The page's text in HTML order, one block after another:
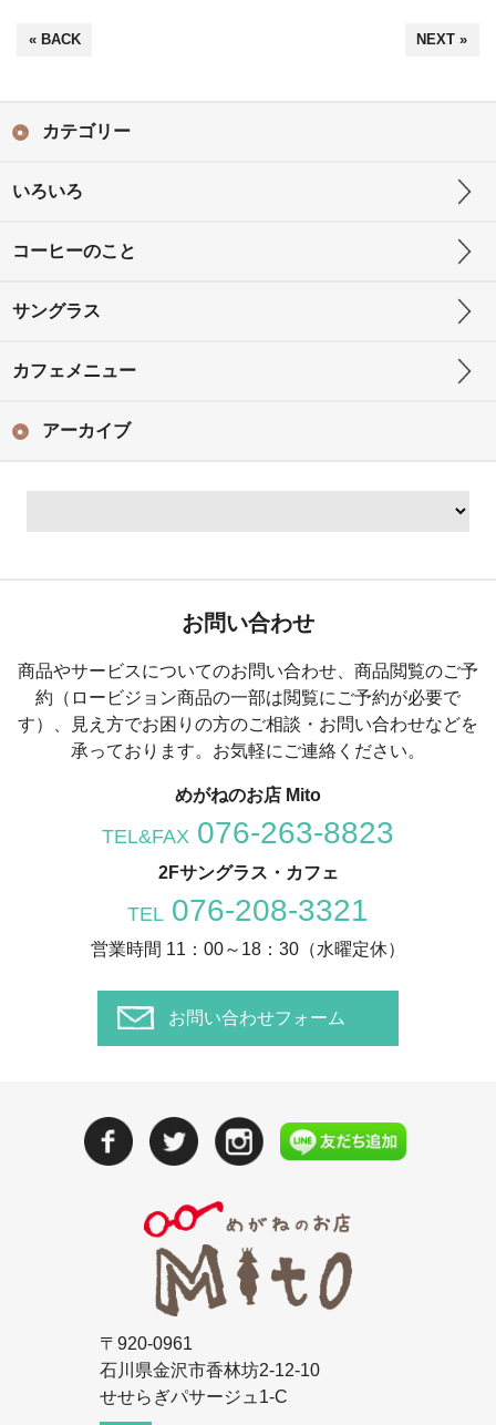
NEXT »
« BACK
カテゴリー
いろいろ
コーヒーのこと
サングラス
カフェメニュー
アーカイブ
お問い合わせ
商品やサービスについてのお問い合わせ、商品閲覧のご予
約（ロービジョン商品の一部は閲覧にご予約が必要で
す）、
見え方でお困りの方のご相談・お問い合わせなどを
承っております。お気軽にご連絡ください。
めがねのお店 Mito
TEL&FAX 076-263-8823
2Fサングラス・カフェ
TEL 076-208-3321
営業時間 11：00～18：30（水曜定休）
お問い合わせフォーム
〒920-0961
石川県金沢市香林坊2-12-10
せせらぎパサージュ1-C